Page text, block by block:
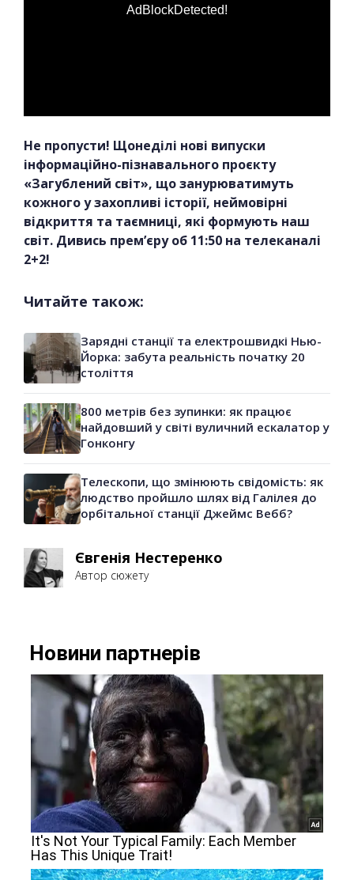
AdBlockDetected!
Не пропусти! Щонеділі нові випуски
інформаційно-пізнавального проєкту
«Загублений світ», що занурюватимуть
кожного у захопливі історії, неймовірні
відкриття та таємниці, які формують наш
світ. Дивись прем’єру об 11:50 на телеканалі
2+2!
Читайте також:
Зарядні станції та електрошвидкі Нью-
Йорка: забута реальність початку 20
століття
800 метрів без зупинки: як працює
найдовший у світі вуличний ескалатор у
Гонконгу
Телескопи, що змінюють свідомість: як
людство пройшло шлях від Галілея до
орбітальної станції Джеймс Вебб?
Євгенія Нестеренко
Автор сюжету